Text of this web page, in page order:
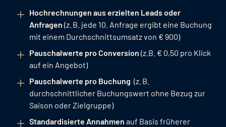
Hochrechnungen aus erzielten Leads oder
Anfragen (z. B. jede 10. Anfrage ergibt eine Buchung
mit einem Durchschnittsumsatz von € 900)
Pauschalwerte pro Conversion (z.B. € 0,50 pro Klick
auf ein Angebot)
Pauschalwerte pro Buchung (z. B.
durchschnittlicher Buchungswert ohne Bezug zur
Saison oder Zielgruppe)
Standardisierte Annahmen auf Basis früherer